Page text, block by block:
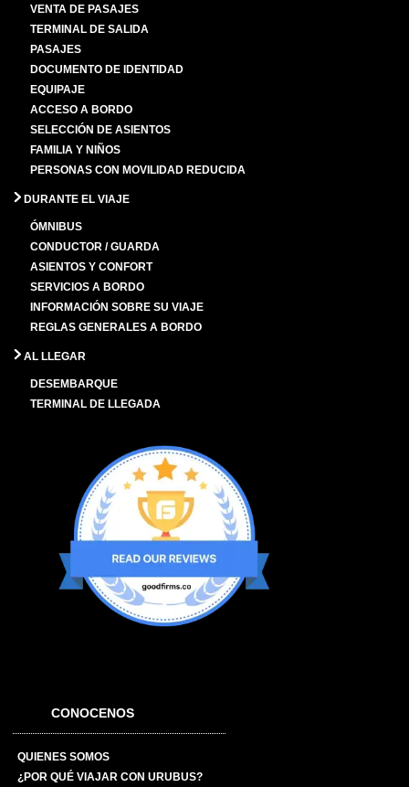
VENTA DE PASAJES
TERMINAL DE SALIDA
PASAJES
DOCUMENTO DE IDENTIDAD
EQUIPAJE
ACCESO A BORDO
SELECCIÓN DE ASIENTOS
FAMILIA Y NIÑOS
PERSONAS CON MOVILIDAD REDUCIDA
DURANTE EL VIAJE
ÓMNIBUS
CONDUCTOR / GUARDA
ASIENTOS Y CONFORT
SERVICIOS A BORDO
INFORMACIÓN SOBRE SU VIAJE
REGLAS GENERALES A BORDO
AL LLEGAR
DESEMBARQUE
TERMINAL DE LLEGADA
CONOCENOS
QUIENES SOMOS
¿POR QUÉ VIAJAR CON URUBUS?